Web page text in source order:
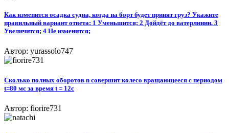
Как изменится осадка судна, когда на борт будет принят груз? Укажите
правильный вариант ответа: 1 Уменьшится; 2 Дойдёт до ватерлинии. 3
Увеличится; 4 Не изменится;
Автор: yurassolo747
Сколько полных оборотов n совершит колесо вращающееся с периодом
t=80 мс за время t = 12с
Автор: fiorire731